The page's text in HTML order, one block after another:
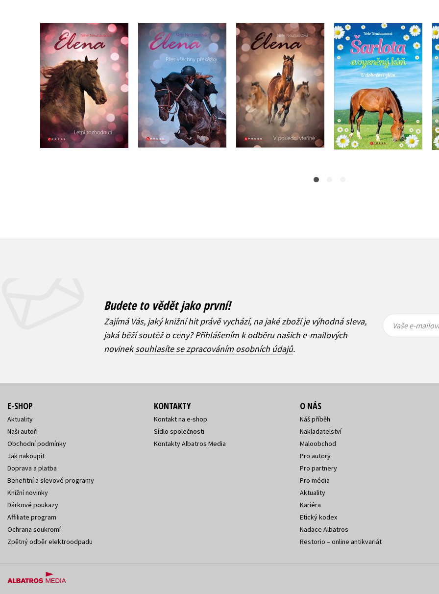
Elena: Letní rozhodnutí
Nele Neuhausová
Do košíku
299 Kč
239 Kč
Elena: Přes všechny
překážky
Nele Neuhausová
Do košíku
299 Kč
239 Kč
Elena: V poslední
vteřině
Nele Neuhausová
Do košíku
319 Kč
Šarlota a vysněný kůň
6: V dobrém i zlém
Nele Neuhausová
Do košíku
229 Kč
183 Kč
Budete to vědět jako první!
Zajímá Vás, jaký knižní hit právě vychází, na jaké zboží je výhodná sleva,
jaká běží soutěž o ceny? Přihlášením k odběru našich e-mailových
novineksouhlasíte se zpracováním osobních údajů.
mailová
mailová
Vaše e-
E-SHOP
Aktuality
Naši autoři
Obchodní podmínky
Jak nakoupit
Doprava a platba
Benefitní a slevové programy
Knižní novinky
Dárkové poukazy
Affiliate program
Ochrana soukromí
Zpětný odběr elektroodpadu
KONTAKTY
Kontakt na e-shop
Sídlo společnosti
Kontakty Albatros Media
O NÁS
Náš příběh
Nakladatelství
Maloobchod
Pro autory
Pro partnery
Pro média
Aktuality
Kariéra
Etický kodex
Nadace Albatros
Restorio – online antikvariát